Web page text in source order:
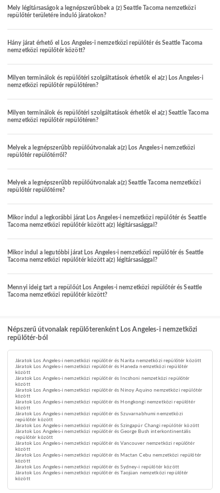
Mely légitársaságok a legnépszerűbbek a (z) Seattle Tacoma nemzetközi
repülőtér területére induló járatokon?
Hány járat érhető el Los Angeles-i nemzetközi repülőtér és Seattle Tacoma
nemzetközi repülőtér között?
Milyen terminálok és repülőtéri szolgáltatások érhetők el a(z) Los Angeles-i
nemzetközi repülőtér repülőtéren?
Milyen terminálok és repülőtéri szolgáltatások érhetők el a(z) Seattle Tacoma
nemzetközi repülőtér repülőtéren?
Melyek a legnépszerűbb repülőútvonalak a(z) Los Angeles-i nemzetközi
repülőtér repülőtérről?
Melyek a legnépszerűbb repülőútvonalak a(z) Seattle Tacoma nemzetközi
repülőtér repülőtérre?
Mikor indul a legkorábbi járat Los Angeles-i nemzetközi repülőtér és Seattle
Tacoma nemzetközi repülőtér között a(z) légitársasággal?
Mikor indul a legutóbbi járat Los Angeles-i nemzetközi repülőtér és Seattle
Tacoma nemzetközi repülőtér között a(z) légitársasággal?
Mennyi ideig tart a repülőút Los Angeles-i nemzetközi repülőtér és Seattle
Tacoma nemzetközi repülőtér között?
Népszerű útvonalak repülőterenként Los Angeles-i nemzetközi
repülőtér-ból
Járatok Los Angeles-i nemzetközi repülőtér és Narita nemzetközi repülőtér között
Járatok Los Angeles-i nemzetközi repülőtér és Haneda nemzetközi repülőtér
között
Járatok Los Angeles-i nemzetközi repülőtér és Incshoni nemzetközi repülőtér
között
Járatok Los Angeles-i nemzetközi repülőtér és Ninoy Aquino nemzetközi repülőtér
között
Járatok Los Angeles-i nemzetközi repülőtér és Hongkongi nemzetközi repülőtér
között
Járatok Los Angeles-i nemzetközi repülőtér és Szuvarnabhumi nemzetközi
repülőtér között
Járatok Los Angeles-i nemzetközi repülőtér és Szingapúr Changi repülőtér között
Járatok Los Angeles-i nemzetközi repülőtér és George Bush interkontinentális
repülőtér között
Járatok Los Angeles-i nemzetközi repülőtér és Vancouver nemzetközi repülőtér
között
Járatok Los Angeles-i nemzetközi repülőtér és Mactan Cebu nemzetközi repülőtér
között
Járatok Los Angeles-i nemzetközi repülőtér és Sydney-i repülőtér között
Járatok Los Angeles-i nemzetközi repülőtér és Taojüan nemzetközi repülőtér
között